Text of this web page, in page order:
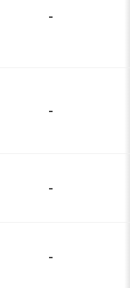
-
-
-
-